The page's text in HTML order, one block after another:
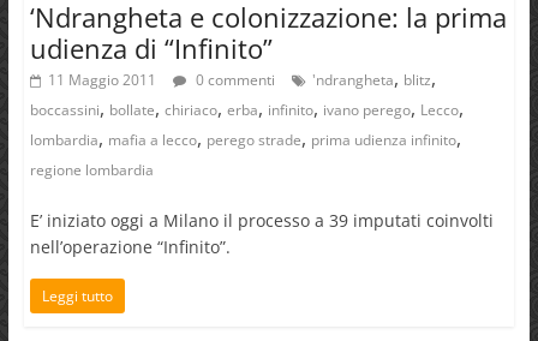
‘Ndrangheta e colonizzazione: la prima
udienza di “Infinito”
11 Maggio 2011 0 commenti 'ndrangheta, blitz,
boccassini, bollate, chiriaco, erba, infinito, ivano perego, Lecco,
lombardia, mafia a lecco, perego strade, prima udienza infinito,
regione lombardia
E’ iniziato oggi a Milano il processo a 39 imputati coinvolti
nell’operazione “Infinito”.
Leggi tutto